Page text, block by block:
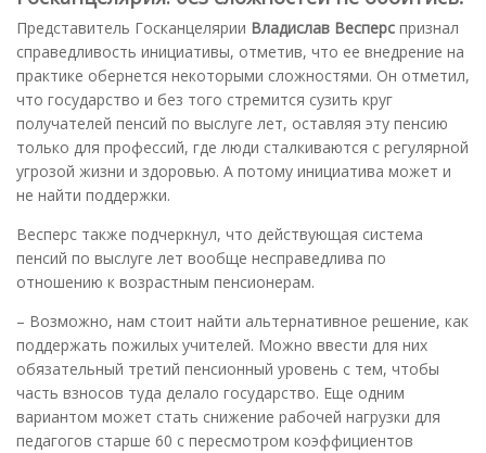
Представитель Госканцелярии Владислав Весперс признал
справедливость инициативы, отметив, что ее внедрение на
практике обернется некоторыми сложностями. Он отметил,
что государство и без того стремится сузить круг
получателей пенсий по выслуге лет, оставляя эту пенсию
только для профессий, где люди сталкиваются с регулярной
угрозой жизни и здоровью. А потому инициатива может и
не найти поддержки.
Весперс также подчеркнул, что действующая система
пенсий по выслуге лет вообще несправедлива по
отношению к возрастным пенсионерам.
– Возможно, нам стоит найти альтернативное решение, как
поддержать пожилых учителей. Можно ввести для них
обязательный третий пенсионный уровень с тем, чтобы
часть взносов туда делало государство. Еще одним
вариантом может стать снижение рабочей нагрузки для
педагогов старше 60 с пересмотром коэффициентов